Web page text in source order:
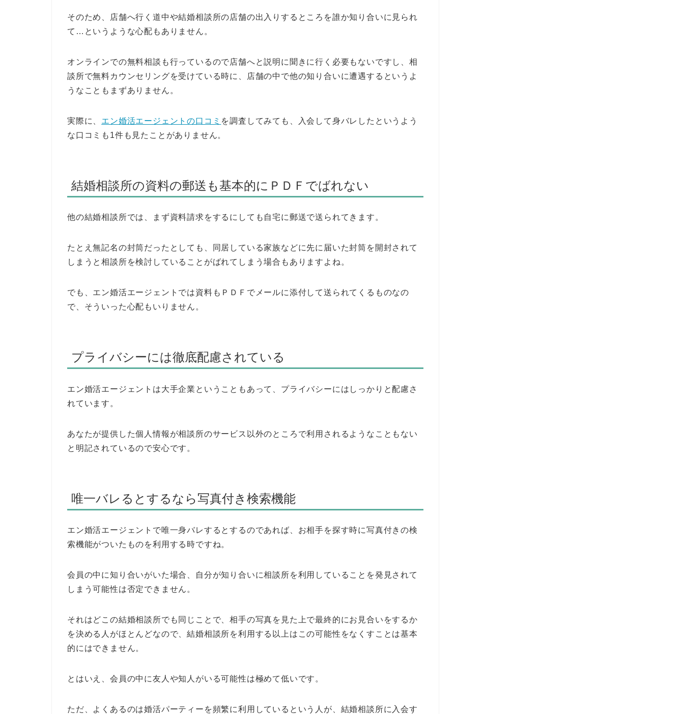
そのため、店舗へ行く道中や結婚相談所の店舗の出入りするところを誰か知り合いに見られ
て…というような心配もありません。
オンラインでの無料相談も行っているので店舗へと説明に聞きに行く必要もないですし、相
談所で無料カウンセリングを受けている時に、店舗の中で他の知り合いに遭遇するというよ
うなこともまずありません。
実際に、 エン婚活エージェントの口コミ を調査してみても、入会して身バレしたというよう
な口コミも1件も見たことがありません。
結婚相談所の資料の郵送も基本的にＰＤＦでばれない
他の結婚相談所では、まず資料請求をするにしても自宅に郵送で送られてきます。
たとえ無記名の封筒だったとしても、同居している家族などに先に届いた封筒を開封されて
しまうと相談所を検討していることがばれてしまう場合もありますよね。
でも、エン婚活エージェントでは資料もＰＤＦでメールに添付して送られてくるものなの
で、そういった心配もいりません。
プライバシーには徹底配慮されている
エン婚活エージェントは大手企業ということもあって、プライバシーにはしっかりと配慮さ
れています。
あなたが提供した個人情報が相談所のサービス以外のところで利用されるようなこともない
と明記されているので安心です。
唯一バレるとするなら写真付き検索機能
エン婚活エージェントで唯一身バレするとするのであれば、お相手を探す時に写真付きの検
索機能がついたものを利用する時ですね。
会員の中に知り合いがいた場合、自分が知り合いに相談所を利用していることを発見されて
しまう可能性は否定できません。
それはどこの結婚相談所でも同じことで、相手の写真を見た上で最終的にお見合いをするか
を決める人がほとんどなので、結婚相談所を利用する以上はこの可能性をなくすことは基本
的にはできません。
とはいえ、会員の中に友人や知人がいる可能性は極めて低いです。
ただ、よくあるのは婚活パーティーを頻繁に利用しているという人が、結婚相談所に入会す